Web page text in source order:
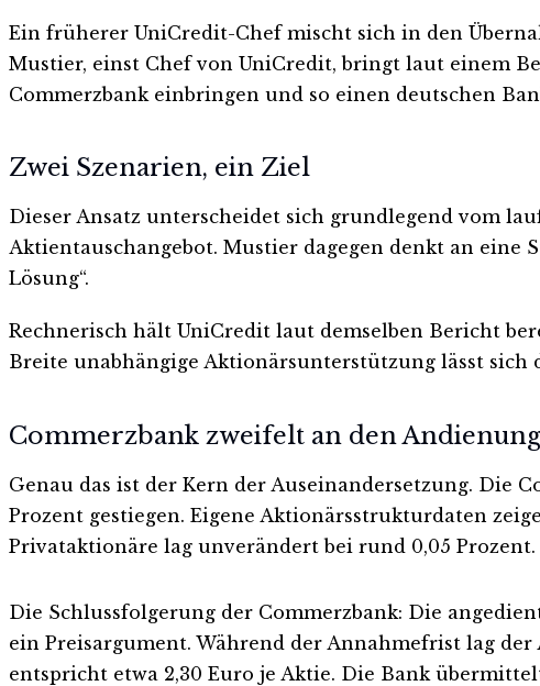
Ein früherer UniCredit-Chef mischt sich in den
Mustier, einst Chef von UniCredit, bringt laut einem
Commerzbank einbringen und so einen deutschen
Zwei Szenarien, ein Ziel
Dieser Ansatz unterscheidet sich grundlegend vom
Aktientauschangebot. Mustier dagegen denkt an eine
Lösung“.
Rechnerisch hält UniCredit laut demselben Bericht
Breite unabhängige Aktionärsunterstützung lässt sich
Commerzbank zweifelt an den
Genau das ist der Kern der Auseinandersetzung. Die
Prozent gestiegen. Eigene Aktionärsstrukturdaten
Privataktionäre lag unverändert bei rund 0,05 Prozent.
Die Schlussfolgerung der Commerzbank: Die
ein Preisargument. Während der Annahmefrist lag
entspricht etwa 2,30 Euro je Aktie. Die Bank